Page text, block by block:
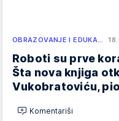
OBRAZOVANJE I EDUKA…
Roboti su prve
Šta nova knjiga
Vukobratoviću,
Komentariši